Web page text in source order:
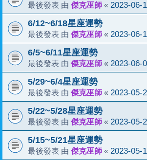
最後發表 由 傑克巫師 « 2023-06-
6/12~6/18星座運勢
最後發表 由 傑克巫師 « 2023-06-
6/5~6/11星座運勢
最後發表 由 傑克巫師 « 2023-06-
5/29~6/4星座運勢
最後發表 由 傑克巫師 « 2023-05-
5/22~5/28星座運勢
最後發表 由 傑克巫師 « 2023-05-
5/15~5/21星座運勢
最後發表 由 傑克巫師 « 2023-05-